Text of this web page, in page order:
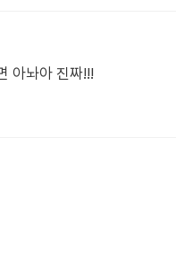
아놔아 진짜!!!